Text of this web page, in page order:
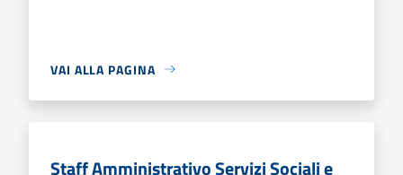
VAI ALLA PAGINA
Staff Amministrativo Servizi Sociali e